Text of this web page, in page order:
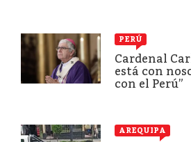
PERÚ
Cardenal
está con
con el Perú”
AREQUIPA